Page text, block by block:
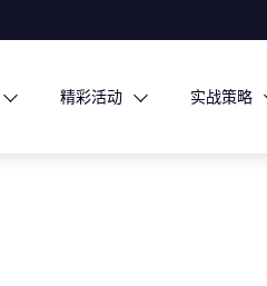
精彩活动 实战策略